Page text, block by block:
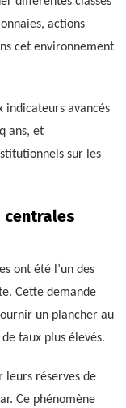
actions
cet environnement
indicateurs avancés
ans, et
sur les
centrales
ont été l’un des
Cette demande
un plancher au
taux plus élevés.
leurs réserves de
Ce phénomène